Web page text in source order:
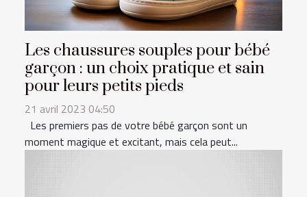
Les chaussures souples pour bébé
garçon : un choix pratique et sain
pour leurs petits pieds
21 avril 2023 04:50
Les premiers pas de votre bébé garçon sont un
moment magique et excitant, mais cela peut...